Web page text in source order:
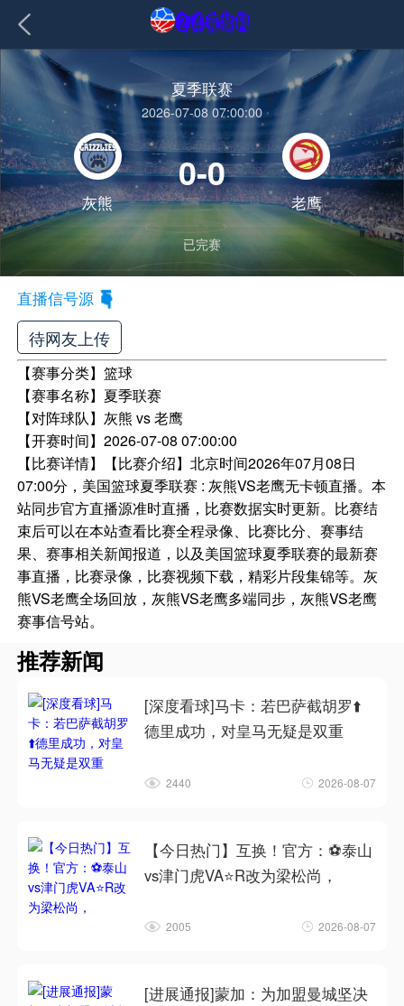
夏季联赛
2026-07-08 07:00:00
灰熊
0-0
老鹰
已完赛
直播信号源
待网友上传
【赛事分类】篮球
【赛事名称】 夏季联赛
【对阵球队】灰熊 vs 老鹰
【开赛时间】2026-07-08 07:00:00
【比赛详情】
【比赛介绍】北京时间2026年07月08日
07:00分，美国篮球夏季联赛 : 灰熊VS老鹰无卡顿直播。本
站同步官方直播源准时直播，比赛数据实时更新。比赛结
束后可以在本站查看比赛全程录像、比赛比分、赛事结
果、赛事相关新闻报道，以及美国篮球夏季联赛的最新赛
事直播，比赛录像，比赛视频下载，精彩片段集锦等。灰
熊VS老鹰全场回放，灰熊VS老鹰多端同步，灰熊VS老鹰
赛事信号站。
推荐新闻
[深度看球]马卡：若巴萨截胡罗⬆️
德里成功，对皇马无疑是双重
2440 2026-08-07
【今日热门】互换！官方：⚽泰山
vs津门虎VA⭐R改为梁松尚，
2005 2026-08-07
[进展通报]蒙加：为加盟曼城坚决